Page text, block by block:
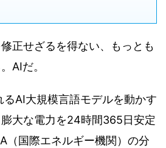
正せざるを得ない、もっとも
AIだ。
AI大規模言語モデルを動かす
大な電力を24時間365日安定
（国際エネルギー機関）の分